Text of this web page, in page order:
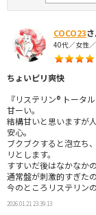
COCO23
40代／女性
ちょいピリ爽快
『リステリン® トータ
甘ーい。
結構甘いと思いますが
安心。
ブクブクすると泡立ち
リとします。
すすいだ後はなかなか
通常盤が刺激的すぎた
今のところリステリン
2026.01.21 23:39:13